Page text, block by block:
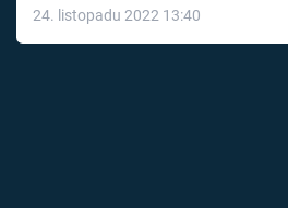
24. listopadu 2022 13:40